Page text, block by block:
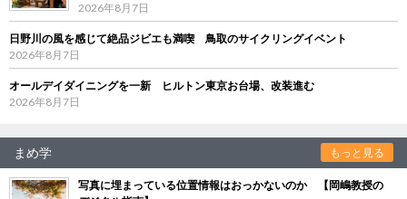
2026年8月7日
日野川の風を感じて絶品ジビエも満喫 鳥取のサイクリングイベント
2026年8月7日
オールデイダイニングを一新 ヒルトン東京お台場、改装進む
2026年8月7日
まめ学 もっと見る
写真に埋まっている位置情報はおっかないのか 【岡嶋教授の